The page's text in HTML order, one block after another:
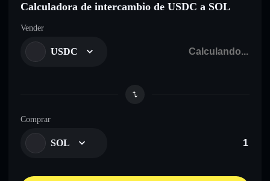
Calculadora de intercambio de USDC a SOL
Vender
USDC
Comprar
SOL